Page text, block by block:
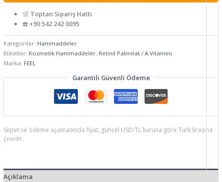
🛒 Toptan Sipariş Hattı
☎️ +90 542 242 0095
Kategoriler: Hammaddeler
Etiketler: Kozmetik Hammaddeler, Retinil Palmitat / A Vitamini
Marka: FEEL
Garantili Güvenli Ödeme
Sepet ve ödeme aşamasında fiyat, güncel USD/TL kuruna göre Türk lirasına
çevrilir.
Açıklama